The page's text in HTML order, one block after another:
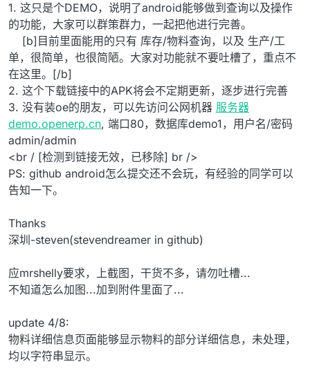
1. 这只是个DEMO，说明了android能够做到查询以及操作
的功能，大家可以群策群力，一起把他进行完善。
[b]目前里面能用的只有 库存/物料查询，以及 生产/工
单，很简单，也很简陋。大家对功能就不要吐槽了，重点不
在这里。[/b]
2. 这个下载链接中的APK将会不定期更新，逐步进行完善
3. 没有装oe的朋友，可以先访问公网机器 服务器
demo.openerp.cn, 端口80，数据库demo1，用户名/密码
admin/admin
<br / [检测到链接无效，已移除] br />
PS: github android怎么提交还不会玩，有经验的同学可以
告知一下。
Thanks
深圳-steven(stevendreamer in github)
应mrshelly要求，上截图，干货不多，请勿吐槽...
不知道怎么加图...加到附件里面了...
update 4/8:
物料详细信息页面能够显示物料的部分详细信息，未处理，
均以字符串显示。